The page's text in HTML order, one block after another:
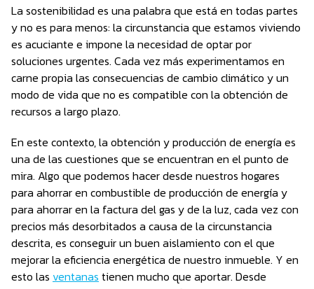
La sostenibilidad es una palabra que está en todas partes
y no es para menos: la circunstancia que estamos viviendo
es acuciante e impone la necesidad de optar por
soluciones urgentes. Cada vez más experimentamos en
carne propia las consecuencias de cambio climático y un
modo de vida que no es compatible con la obtención de
recursos a largo plazo.
En este contexto, la obtención y producción de energía es
una de las cuestiones que se encuentran en el punto de
mira. Algo que podemos hacer desde nuestros hogares
para ahorrar en combustible de producción de energía y
para ahorrar en la factura del gas y de la luz, cada vez con
precios más desorbitados a causa de la circunstancia
descrita, es conseguir un buen aislamiento con el que
mejorar la eficiencia energética de nuestro inmueble. Y en
esto las ventanas tienen mucho que aportar. Desde